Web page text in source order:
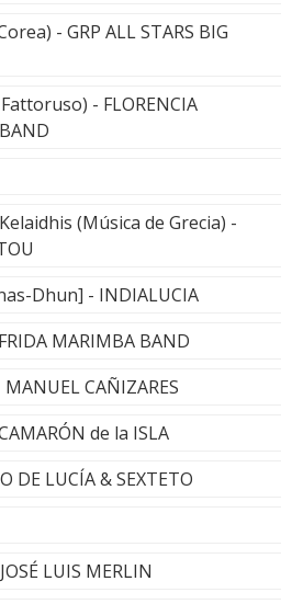
- GRP ALL STARS BIG
- FLORENCIA
(Música de Grecia) -
Dhun] - INDIALUCIA
MARIMBA BAND
CAÑIZARES
de la ISLA
DE LUCÍA & SEXTETO
LUIS MERLIN